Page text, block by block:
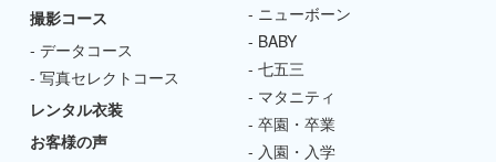
撮影コース
データコース
写真セレクトコース
レンタル衣装
お客様の声
ニューボーン
BABY
七五三
マタニティ
卒園・卒業
入園・入学